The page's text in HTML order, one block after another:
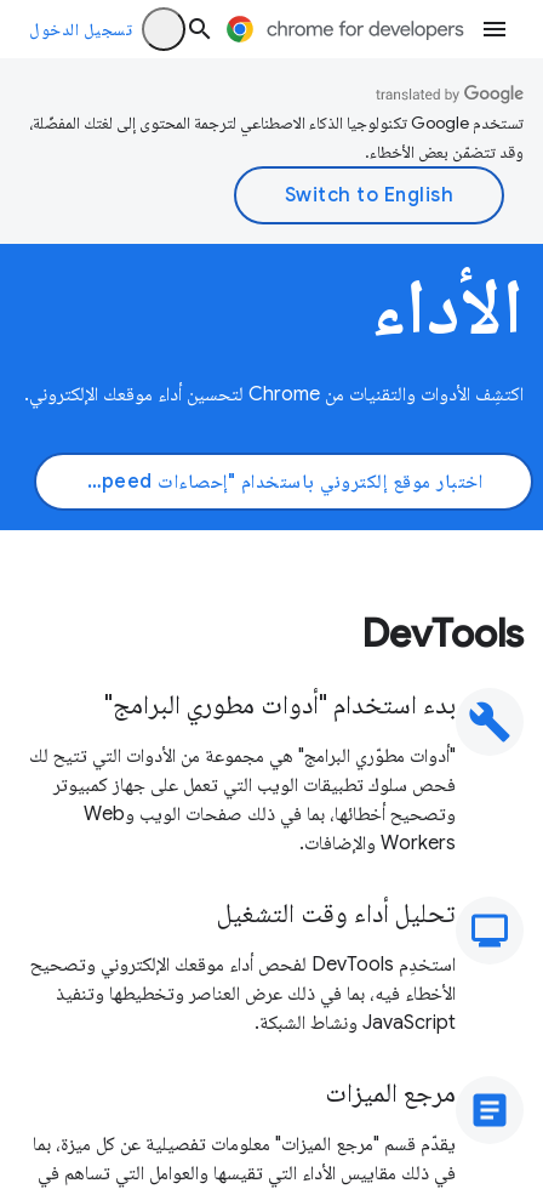
تسجيل الدخول
تستخدم Google تكنولوجيا الذكاء الاصطناعي لترجمة المحتوى إلى لغتك المفضّلة،
وقد تتضمّن بعض الأخطاء.
الأداء
اكتشِف الأدوات والتقنيات من Chrome لتحسين أداء موقعك الإلكتروني.
اختبار موقع إلكتروني باستخدام "إحصاءات PageSpeed"
DevTools
build بدء استخدام "أدوات مطوري البرامج"
"أدوات مطوّري البرامج" هي مجموعة من الأدوات التي تتيح لك
فحص سلوك تطبيقات الويب التي تعمل على جهاز كمبيوتر
وتصحيح أخطائها، بما في ذلك صفحات الويب وWeb
Workers والإضافات.
تحليل أداء وقت التشغيل
استخدِم DevTools لفحص أداء موقعك الإلكتروني وتصحيح
الأخطاء فيه، بما في ذلك عرض العناصر وتخطيطها وتنفيذ
JavaScript ونشاط الشبكة.
article مرجع الميزات
يقدّم قسم "مرجع الميزات" معلومات تفصيلية عن كل ميزة، بما
في ذلك مقاييس الأداء التي تقيسها والعوامل التي تساهم في